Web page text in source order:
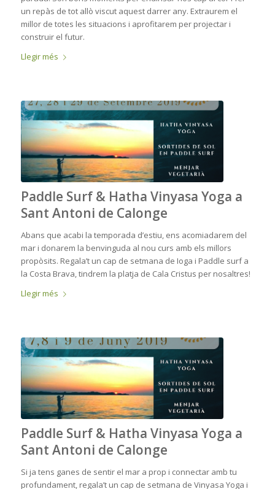
un repàs de tot allò viscut aquest darrer any. Extraurem el
millor de totes les situacions i aprofitarem per projectar i
construir el futur.
Llegir més
Paddle Surf & Hatha Vinyasa Yoga a
Sant Antoni de Calonge
Abans que acabi la temporada d’estiu, ens acomiadarem del
mar i donarem la benvinguda al nou curs amb els millors
propòsits. Regala’t un cap de setmana de Ioga i Paddle surf a
la Costa Brava, tindrem la platja de Cala Cristus per nosaltres!
Llegir més
Paddle Surf & Hatha Vinyasa Yoga a
Sant Antoni de Calonge
Si ja tens ganes de sentir el mar a prop i connectar amb tu
profundament, regala’t un cap de setmana de Vinyasa Yoga i